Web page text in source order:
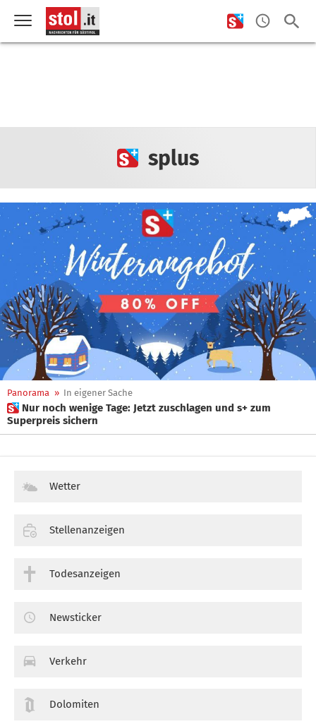
splus
Panorama » In eigener Sache
 Nur noch wenige Tage: Jetzt zuschlagen und s+ zum
Superpreis sichern
Wetter
Stellenanzeigen
Todesanzeigen
Newsticker
Verkehr
Dolomiten